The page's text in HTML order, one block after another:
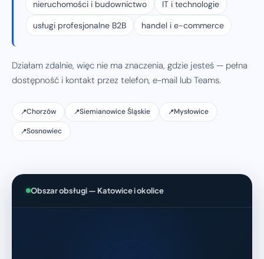
nieruchomości i budownictwo
IT i technologie
usługi profesjonalne B2B
handel i e-commerce
Działam zdalnie, więc nie ma znaczenia, gdzie jesteś — pełna
dostępność i kontakt przez telefon, e-mail lub Teams.
Chorzów Siemianowice Śląskie Mysłowice
Sosnowiec
Obszar obsługi — Katowice i okolice